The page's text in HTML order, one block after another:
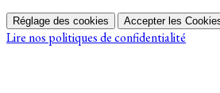
Réglage des cookies Accepter les
Lire nos politiques de confidentialité